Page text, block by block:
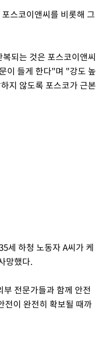
스코이앤씨를 비롯해 그
되는 것은 포스코이앤씨
이 들게 한다"며 "강도 높
지 않도록 포스코가 근본
세 하청 노동자 A씨가 케
망했다.
전문가들과 함께 안전
전이 완전히 확보될 때까